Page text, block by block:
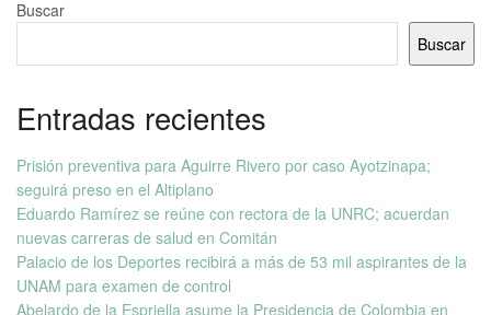
Buscar
Buscar
Entradas recientes
Prisión preventiva para Aguirre Rivero por caso Ayotzinapa;
seguirá preso en el Altiplano
Eduardo Ramírez se reúne con rectora de la UNRC; acuerdan
nuevas carreras de salud en Comitán
Palacio de los Deportes recibirá a más de 53 mil aspirantes de la
UNAM para examen de control
Abelardo de la Espriella asume la Presidencia de Colombia en